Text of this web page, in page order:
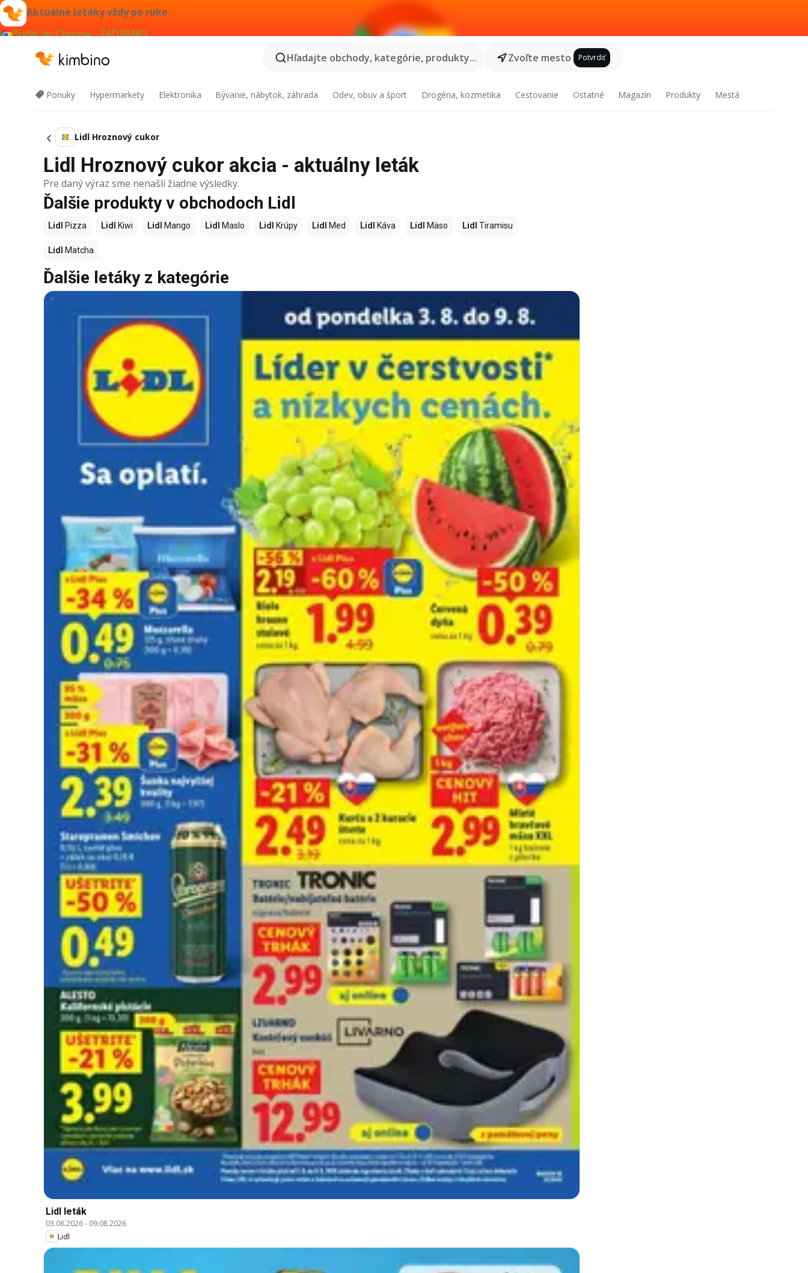
Aktuálne letáky vždy po ruke
Pridať do Chrome - ZADARMO
Hľadajte obchody, kategórie, produkty...
Zvoľte mesto Potvrdiť
Ponuky Hypermarkety Elektronika Bývanie, nábytok, záhrada Odev, obuv a šport Drogéria, kozmetika Cestovanie Ostatné Magazín Produkty Mestá
Lidl Hroznový cukor
Lidl Hroznový cukor akcia - aktuálny leták
Pre daný výraz sme nenašli žiadne výsledky.
Ďalšie produkty v obchodoch Lidl
Lidl Pizza Lidl Kiwi Lidl Mango Lidl Maslo Lidl Krúpy Lidl Med Lidl Káva Lidl Mäso Lidl Tiramisu
Lidl Matcha
Ďalšie letáky z kategórie
Lidl leták
03.08.2026- 09.08.2026
Lidl